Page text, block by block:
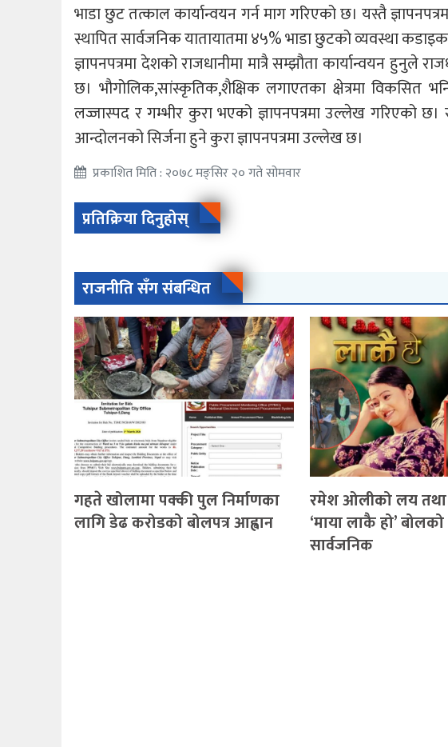
भाडा छुट तत्काल कार्यान्वयन गर्न माग गरिएको छ। यस्तै
स्थापित सार्वजनिक यातायातमा ४५% भाडा छुटको व्यवस्था
ज्ञापनपत्रमा देशको राजधानीमा मात्रै सम्झौता कार्यान्वयन हुनुले
छ। भौगोलिक,सांस्कृतिक,शैक्षिक लगाएतका क्षेत्रमा विकसित
लज्जास्पद र गम्भीर कुरा भएको ज्ञापनपत्रमा उल्लेख गरिएको छ।
आन्दोलनको सिर्जना हुने कुरा ज्ञापनपत्रमा उल्लेख छ।
प्रकाशित मिति : २०७८ मङ्सिर २० गते सोमवार
प्रतिक्रिया दिनुहोस्
राजनीति सँग संबन्धित
गहते खोलामा पक्की पुल निर्माणका
लागि डेढ करोडको बोलपत्र आह्वान
रमेश ओलीको लय तथा
‘माया लाकै हो’
सार्वजनिक